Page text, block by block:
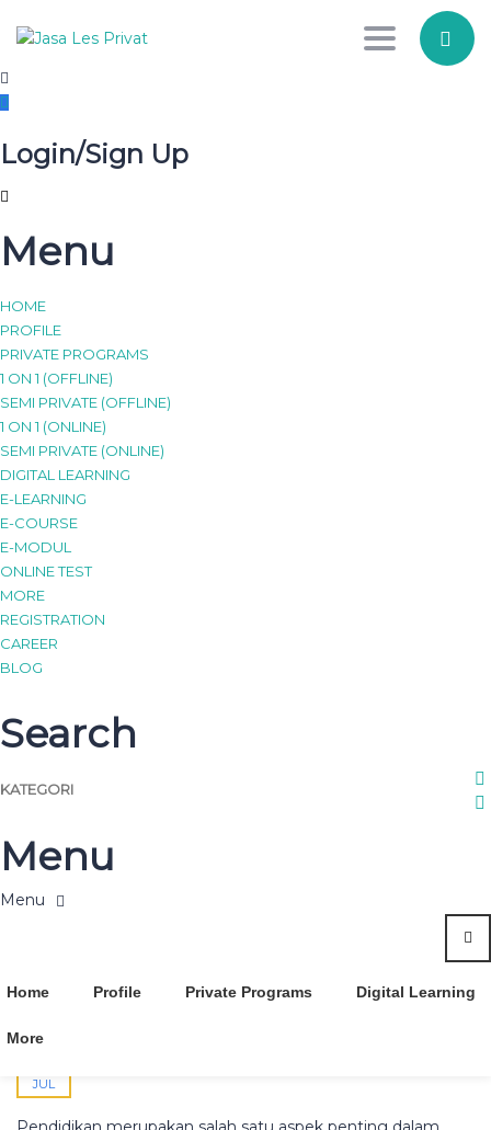
Isi form di bawah untuk
menghubungi kita
Nomor WA/Tlp
Jenjang Pendidikan
Toggle
Login/Sign Up
Menu
HOME
PROFILE
PRIVATE PROGRAMS
1 ON 1 (OFFLINE)
SEMI PRIVATE (OFFLINE)
1 ON 1 (ONLINE)
SEMI PRIVATE (ONLINE)
DIGITAL LEARNING
E-LEARNING
E-COURSE
E-MODUL
ONLINE TEST
MORE
REGISTRATION
CAREER
BLOG
Search
KATEGORI
Menu
Home Profile Private Programs Digital Learning
More
Have a question?
Send enquiry
LES MENGAJI DEMAK
Jasa Les Privat di Demak |
JUL